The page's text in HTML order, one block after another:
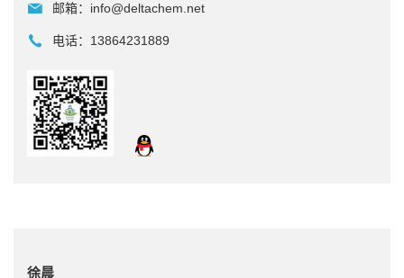
邮箱： info@deltachem.net
电话： 13864231889
徐晨